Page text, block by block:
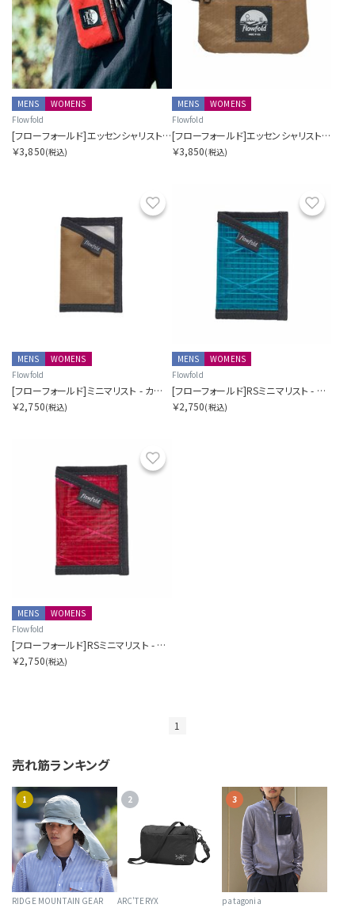
MENS
WOMENS
Flowfold
[フローフォールド]エッセンシャリスト - ミニポーチ
￥3,850(税込)
MENS
WOMENS
Flowfold
[フローフォールド]エッセンシャリスト - ミニポーチ
￥3,850(税込)
お気に入り
MENS
WOMENS
Flowfold
[フローフォールド]ミニマリスト - カードホルダーウォレット
￥2,750(税込)
MENS
WOMENS
Flowfold
[フローフォールド]RSミニマリスト - カードホルダーウォレット
￥2,750(税込)
お気に入り
MENS
WOMENS
Flowfold
[フローフォールド]RSミニマリスト - カードホルダーウォレット
￥2,750(税込)
1
売れ筋ランキング
1
RIDGE MOUNTAIN GEAR
2
ARC'TERYX
3
patagonia